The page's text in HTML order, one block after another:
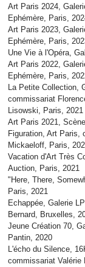
Art Paris 2024,
Ephémère, Paris,
Art Paris 2023,
Ephémère, Paris,
Une Vie à l'Opéra,
Art Paris 2022,
Ephémère, Paris,
La Petite Collection,
commissariat
Lisowski, Paris, 2021
Art Paris 2021,
Figuration, Art Paris,
Mickaeloff, Paris,
Vacation d'Art Très
Auction, Paris, 2021
"Here, There,
Paris, 2021
Echappée, Galerie
Bernard, Bruxelles,
Jeune Création 70,
Pantin, 2020
L'écho du Silence,
commissariat Valérie